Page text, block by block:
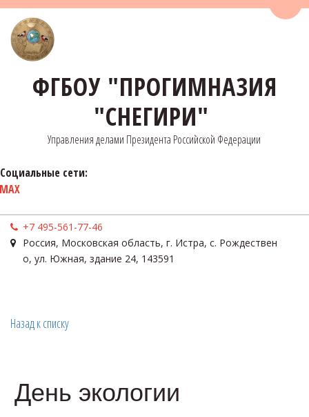
ФГБОУ "ПРОГИМНАЗИЯ
"СНЕГИРИ"
Управления делами Президента Российской Федерации
Социальные сети:
MAX
+7 495-561-77-46
Россия, Московская область, г. Истра, с. Рождествен
о, ул. Южная, здание 24, 143591
Назад к списку
День экологии